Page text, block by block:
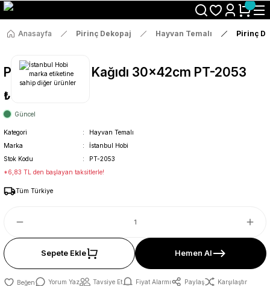
Size Özel "HG10" Koduyla Sepette Hemen %10 İndirimi Kaçırma
Anasayfa Pirinç Dekopaj Hayvan Temalı Pirinç
Pirinç Dekopaj Kağıdı 30x42cm PT-2053
₺36
Güncel
Kategori
Hayvan Temalı
Marka
İstanbul Hobi
Stok Kodu
PT-2053
*6,83 TL den başlayan taksitlerle!
Tüm Türkiye
Sepete Ekle Hemen Al
Yorum Yaz Tavsiye Et Fiyat Alarmı Paylaş Karşılaştır